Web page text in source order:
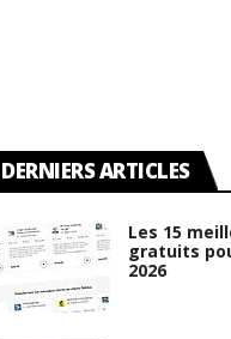
DERNIERS ARTICLES
Les 15
gratuits
2026